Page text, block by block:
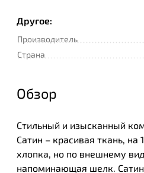
Другое:
Производитель
Страна
Обзор
Стильный и изысканный
Сатин – красивая ткань, на
хлопка, но по внешнему
напоминающая шелк. Сатин